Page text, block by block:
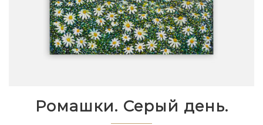
Ромашки. Серый день.